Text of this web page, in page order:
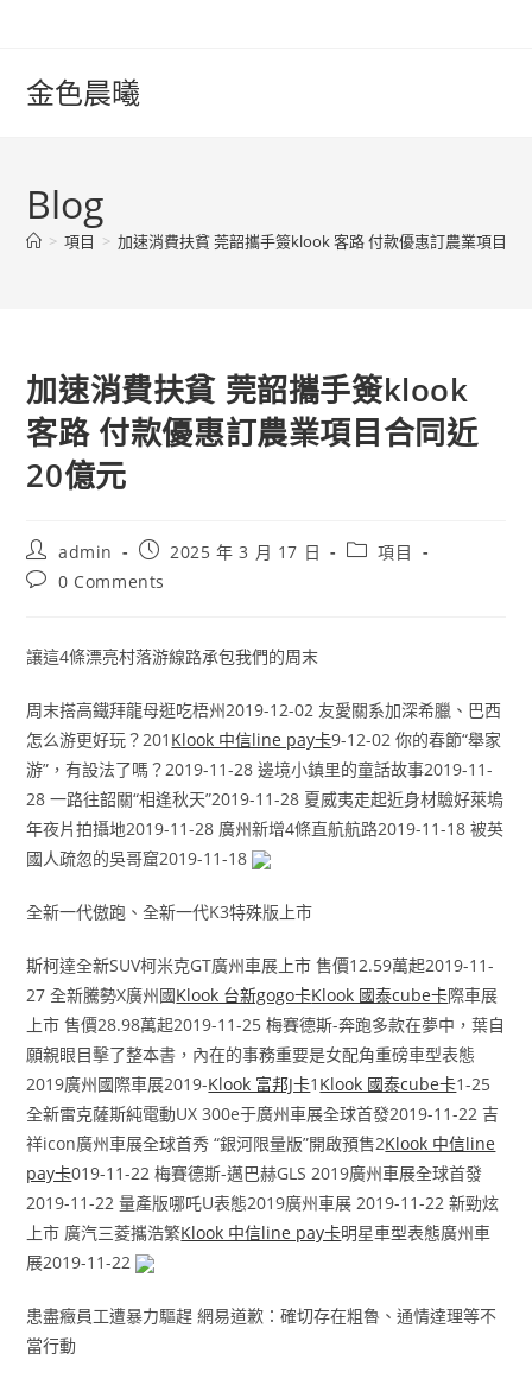
content金色晨曦
Blog
> 項目 > 加速消費扶貧 莞韶攜手簽klook 客路 付款優惠訂農業項目合
加速消費扶貧 莞韶攜手簽klook
客路 付款優惠訂農業項目合同近
20億元
Post
author:
admin
Post
published:
2025 年 3 月 17 日
Post項目
Post0 Comments
讓這4條漂亮村落游線路承包我們的周末
周末搭高鐵拜龍母逛吃梧州2019-12-02 友愛關系加深希臘、巴西
怎么游更好玩？201 Klook 中信line pay卡9-12-02 你的春節“舉家
游”，有設法了嗎？2019-11-28 邊境小鎮里的童話故事2019-11-
28 一路往韶關“相逢秋天”2019-11-28 夏威夷走起近身材驗好萊塢
年夜片拍攝地2019-11-28 廣州新增4條直航航路2019-11-18 被英
國人疏忽的吳哥窟2019-11-18
全新一代傲跑、全新一代K3特殊版上市
斯柯達全新SUV柯米克GT廣州車展上市 售價12.59萬起2019-11-
27 ​全新騰勢X廣州國Klook 台新gogo卡Klook 國泰cube卡際車展
上市 售價28.98萬起2019-11-25 梅賽德斯-奔跑多款在夢中，葉自
願親眼目擊了整本書，內在的事務重要是女配角重磅車型表態
2019廣州國際車展2019-Klook 富邦J卡1 Klook 國泰cube卡1-25
全新雷克薩斯純電動UX 300e于廣州車展全球首發2019-11-22 吉
祥icon廣州車展全球首秀 “銀河限量版”開啟預售2Klook 中信line
pay卡019-11-22 梅賽德斯-邁巴赫GLS 2019廣州車展全球首發
2019-11-22 量產版哪吒U表態2019廣州車展 2019-11-22 新勁炫
上市 廣汽三菱攜浩繁Klook 中信line pay卡明星車型表態廣州車
展2019-11-22
患盡癥員工遭暴力驅趕 網易道歉：確切存在粗魯、通情達理等不
當行動